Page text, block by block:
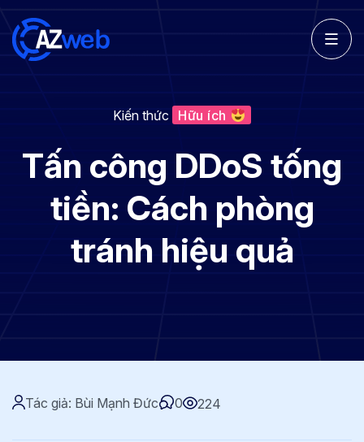
Kiến thức Hữu ích
Tấn công DDoS tống
tiền: Cách phòng
tránh hiệu quả
Tác giả: Bùi Mạnh Đức 0 224